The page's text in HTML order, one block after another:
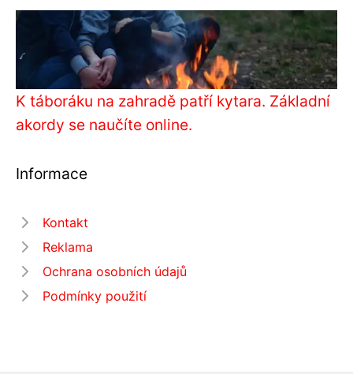
K táboráku na zahradě patří kytara. Základní
akordy se naučíte online.
Informace
Kontakt
Reklama
Ochrana osobních údajů
Podmínky použití